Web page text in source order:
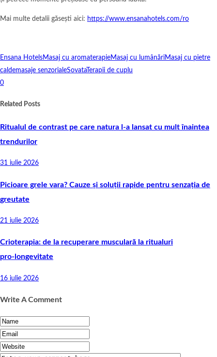
Mai multe detalii găsești aici: https://www.ensanahotels.com/ro
Ensana HotelsMasaj cu aromaterapieMasaj cu lumânăriMasaj cu pietre
caldemasaje senzorialeSovataTerapii de cuplu
0
Related Posts
Ritualul de contrast pe care natura l-a lansat cu mult înaintea
trendurilor
31 iulie 2026
Picioare grele vara? Cauze și soluții rapide pentru senzația de
greutate
21 iulie 2026
Crioterapia: de la recuperare musculară la ritualuri
pro‑longevitate
16 iulie 2026
Write A Comment